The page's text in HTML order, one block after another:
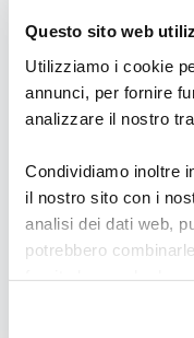
Questo sito web
Utilizziamo i cookie
annunci, per fornire
analizzare il nostro
Condividiamo inoltre
il nostro sito con i
analisi dei dati web,
potrebbero
*l'accesso gratuito